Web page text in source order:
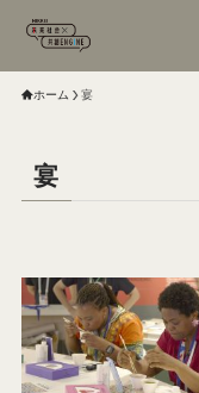
ホーム 宴
宴